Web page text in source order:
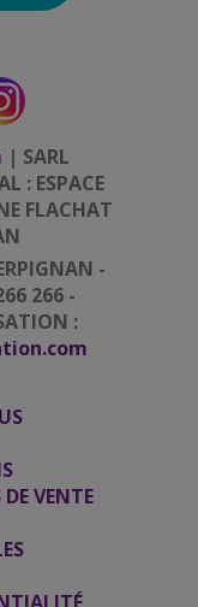
| SARL
: ESPACE
FLACHAT
-
266 -
:
VENTE